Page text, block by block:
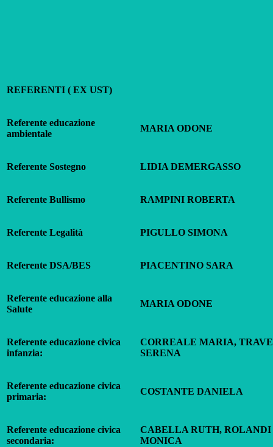
REFERENTI ( EX UST)
Referente educazione
ambientale
MARIA ODONE
Referente Sostegno LIDIA DEMERGASSO
Referente Bullismo RAMPINI ROBERTA
Referente Legalità PIGULLO SIMONA
Referente DSA/BES PIACENTINO SARA
Referente educazione alla
Salute
MARIA ODONE
Referente educazione civica
infanzia:
CORREALE MARIA,
SERENA
Referente educazione civica
primaria:
COSTANTE DANIELA
Referente educazione civica
secondaria:
CABELLA RUTH, ROLANDI
MONICA